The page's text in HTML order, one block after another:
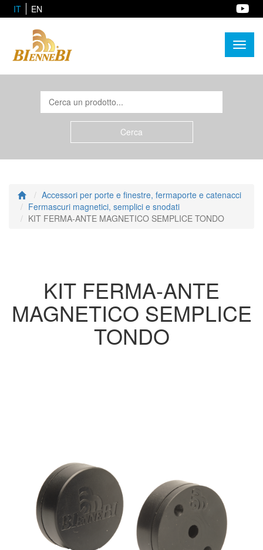
IT EN
Accessori per porte e finestre, fermaporte e catenacci
Fermascuri magnetici, semplici e snodati
KIT FERMA-ANTE MAGNETICO SEMPLICE TONDO
KIT FERMA-ANTE
MAGNETICO SEMPLICE
TONDO